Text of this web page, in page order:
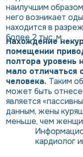
наилучшим
него возникает
находится в
более 2 тыс. м.
Нахождение
помещении
полтора уровень
мало отличаться
человека. Таким
может быть
является
данным, жены
меньше, чем
кардиолог